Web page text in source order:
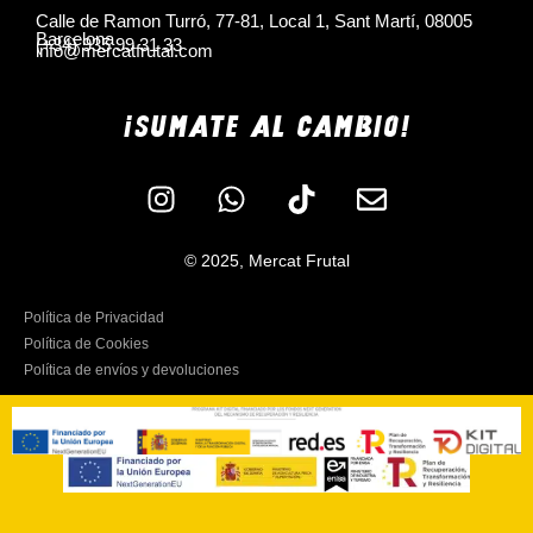
Calle de Ramon Turró, 77-81, Local 1, Sant Martí, 08005
Barcelona
(+34) 935 99 31 33
info@mercatfrutal.com
¡SUMATE AL CAMBIO!
© 2025, Mercat Frutal
Política de Privacidad
Política de Cookies
Política de envíos y devoluciones